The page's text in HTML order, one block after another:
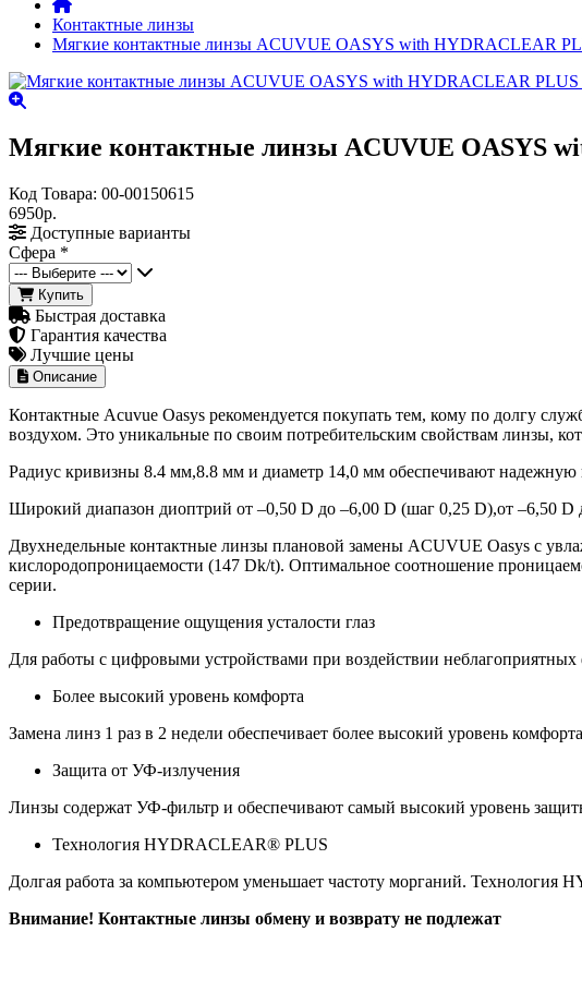
Контактные линзы
Мягкие контактные линзы ACUVUE OASYS with HYDRACLEAR
Мягкие контактные линзы ACUVUE OASYS
Код Товара: 00-00150615
6950р.
Доступные варианты
Сфера *
Купить
Быстрая доставка
Гарантия качества
Лучшие цены
Описание
Контактные Acuvue Oasys рекомендуется покупать тем, кому по долгу
воздухом. Это уникальные по своим потребительским свойствам линзы,
Радиус кривизны 8.4 мм,8.8 мм и диаметр 14,0 мм обеспечивают
Широкий диапазон диоптрий от –0,50 D до –6,00 D (шаг 0,25 D),от –6,50
Двухнедельные контактные линзы плановой замены ACUVUE Oasys с
кислородопроницаемости (147 Dk/t). Оптимальное соотношение
серии.
Предотвращение ощущения усталости глаз
Для работы с цифровыми устройствами при воздействии
Более высокий уровень комфорта
Замена линз 1 раз в 2 недели обеспечивает более высокий уровень
Защита от УФ-излучения
Линзы содержат УФ-фильтр и обеспечивают самый высокий уровень
Технология HYDRACLEAR® PLUS
Долгая работа за компьютером уменьшает частоту морганий.
Внимание! Контактные линзы обмену и возврату не подлежат